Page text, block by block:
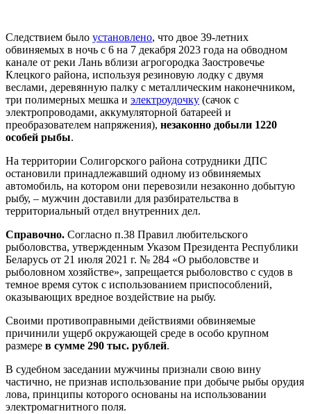
Следствием было установлено, что двое 39-летних
обвиняемых в ночь с 6 на 7 декабря 2023 года на обводном
канале от реки Лань вблизи агрогородка Заостровечье
Клецкого района, используя резиновую лодку с двумя
веслами, деревянную палку с металлическим наконечником,
три полимерных мешка и электроудочку (сачок с
электропроводами, аккумуляторной батареей и
преобразователем напряжения), незаконно добыли 1220
особей рыбы.
На территории Солигорского района сотрудники ДПС
остановили принадлежавший одному из обвиняемых
автомобиль, на котором они перевозили незаконно добытую
рыбу, – мужчин доставили для разбирательства в
территориальный отдел внутренних дел.
Справочно. Согласно п.38 Правил любительского
рыболовства, утвержденным Указом Президента Республики
Беларусь от 21 июля 2021 г. № 284 «О рыболовстве и
рыболовном хозяйстве», запрещается рыболовство с судов в
темное время суток с использованием приспособлений,
оказывающих вредное воздействие на рыбу.
Своими противоправными действиями обвиняемые
причинили ущерб окружающей среде в особо крупном
размере в сумме 290 тыс. рублей.
В судебном заседании мужчины признали свою вину
частично, не признав использование при добыче рыбы орудия
лова, принципы которого основаны на использовании
электромагнитного поля.